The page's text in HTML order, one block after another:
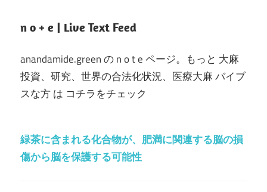
n o + e | Live Text Feed
anandamide.green の n o t e ページ。もっと 大麻
投資、研究、世界の合法化状況、医療大麻 バイブ
スな方 は コチラをチェック
緑茶に含まれる化合物が、肥満に関連する脳の損
傷から脳を保護する可能性